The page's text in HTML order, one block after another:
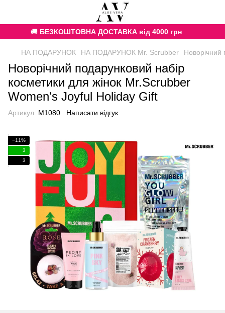
🚚 БЕЗКОШТОВНА ДОСТАВКА від 4000 грн
НА ПОДАРУНОК НА ПОДАРУНОК Mr. Scrubber Новорічний
Новорічний подарунковий набір
косметики для жінок Mr.Scrubber
Women's Joyful Holiday Gift
Артикул: M1080 Написати відгук
−11%
3
3